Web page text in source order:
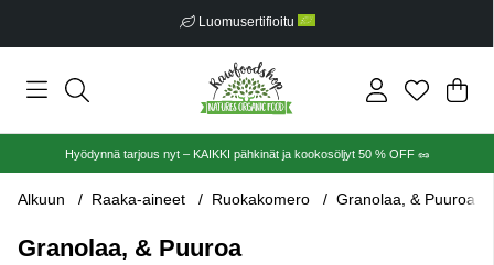
Ilmainen toimitus alkaen €30
.
Hyödynnä tarjous nyt – KAIKKI pähkinät ja kookosöljyt 50 % OFF 🥜
Alkuun Raaka-aineet Ruokakomero Granolaa, & Puuroa
Granolaa, & Puuroa